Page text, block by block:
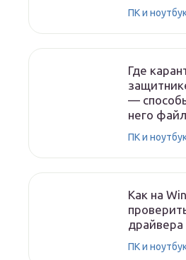
ПК и
Где
—
него файл
ПК и
Как на
драйвера
ПК и